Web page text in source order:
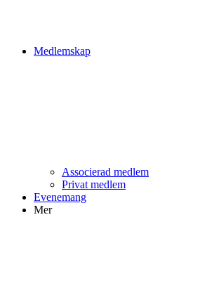
Medlemskap
Associerad medlem
Privat medlem
Evenemang
Mer